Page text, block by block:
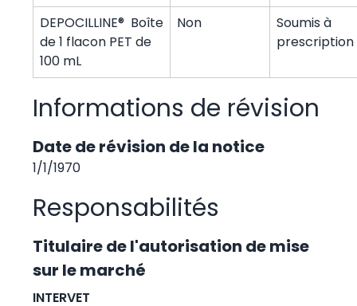
DEPOCILLINE® Boîte
de 1 flacon PET de
100 mL
Non
Soumis à
prescription
Informations de révision
Date de révision de la notice
1/1/1970
Responsabilités
Titulaire de l'autorisation de mise
sur le marché
INTERVET